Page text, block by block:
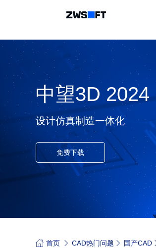
中望3D 2024
设计仿真制造一体化
免费下载
首页 CAD热门问题 国产CAD